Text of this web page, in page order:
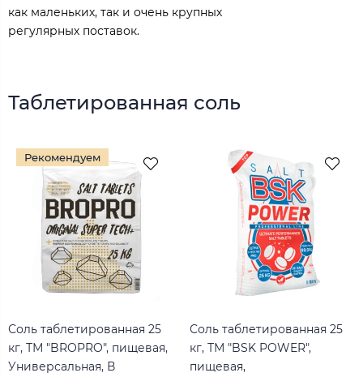
как маленьких, так и очень крупных
регулярных поставок.
Таблетированная соль
Рекомендуем
Соль таблетированная 25
кг, ТМ "BROPRO", пищевая,
Универсальная, В
Соль таблетированная 25
кг, ТМ "BSK POWER",
пищевая,